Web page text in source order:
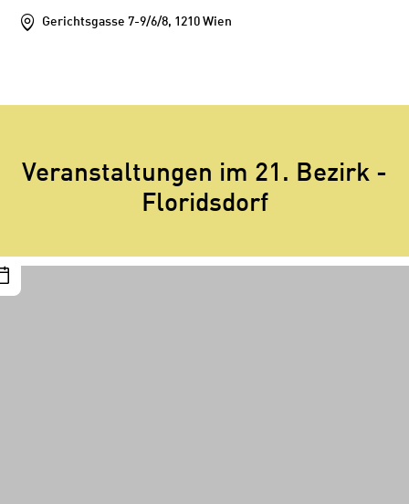
Gerichtsgasse 7-9/6/8, 1210 Wien
1
Veranstaltungen im 21. Bezirk -
Floridsdorf